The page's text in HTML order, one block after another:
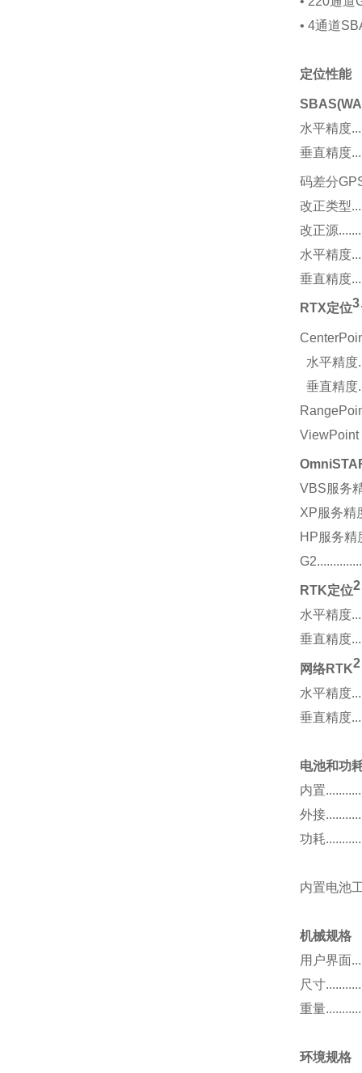
• 4通道
定位性能
水平精度
垂直精度
码差分
改正类型
改正源
水平精度
垂直精度
RTX定位3
水平精度
垂直精度
ViewPoint
VBS服务
XP服务精
HP服务精
RTK定位2
水平精度
垂直精度
网络RTK2
水平精度
垂直精度
电池和功
内置
外接......
功耗
内置电池
机械规格
用户界面
尺寸
重量
环境规格